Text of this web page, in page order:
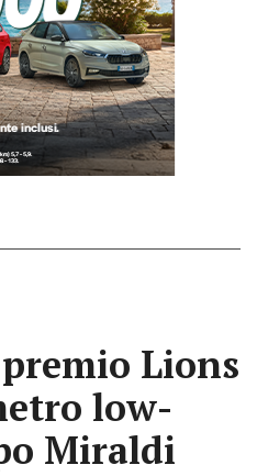
Lions
low-
Miraldi